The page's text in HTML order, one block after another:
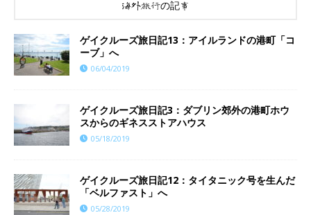
海外旅行の記事
ゲイクルーズ旅日記13：アイルランドの港町「コ
ーブ」へ
06/04/2019
ゲイクルーズ旅日記3：ダブリン郊外の港町ホウ
スからのギネスストアハウス
05/18/2019
ゲイクルーズ旅日記12：タイタニック号を生んだ
「ベルファスト」へ
05/28/2019